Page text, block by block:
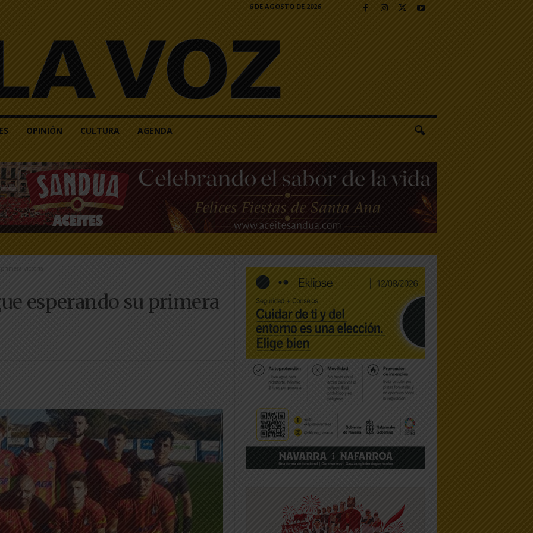
6 DE AGOSTO DE 2026
OPINIÓN CULTURA AGENDA
victoria
esperando su primera